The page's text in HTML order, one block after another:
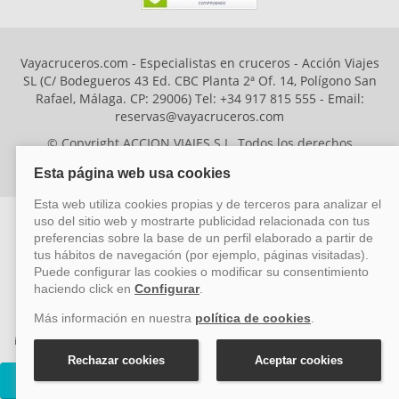
Cruceros MSC Sinfonia
Venice, Kotor, Mykonos, Santorini,
Sarande, Bari, Venice desde Venecia XII
En general, todo bien
Proceso de embarque
inicio/desembarque final horroroso
Vayacruceros.com - Especialistas en cruceros - Acción Viajes
SL (C/ Bodegueros 43 Ed. CBC Planta 2ª Of. 14, Polígono San
Rafael, Málaga. CP: 29006) Tel: +34 917 815 555 - Email:
reservas@vayacruceros.com
© Copyright ACCION VIAJES S.L. Todos los derechos
ACCION VIAJES SL ha sido beneficiaria del Fondo Europeo de Desarrollo
Regional (FEDER), cuyo objetivo es mejorar la competitividad de las pymes
mediante el impulso de la innovación, el desarrollo tecnológico, la
investigación de calidad y el uso seguro y fiable del ciberespacio. Gracias a
esta financiación, la empresa ha puesto en marcha un Plan de Acción
durante el año 2026 para reforzar su competitividad empresarial,
promoviendo la innovación y la ciberseguridad. Para ello, ha contado con el